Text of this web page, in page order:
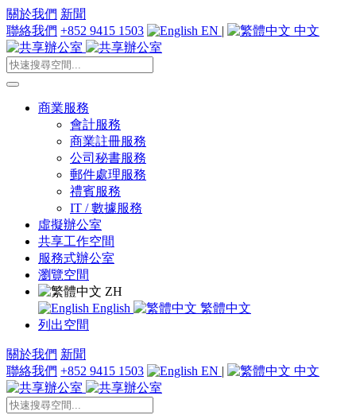
關於我們 新聞
聯絡我們 +852 9415 1503 EN | 中文
商業服務
會計服務
商業註冊服務
公司秘書服務
郵件處理服務
禮賓服務
IT / 數據服務
虛擬辦公室
共享工作空間
服務式辦公室
瀏覽空間
ZH
English
繁體中文
列出空間
關於我們 新聞
聯絡我們 +852 9415 1503 EN | 中文